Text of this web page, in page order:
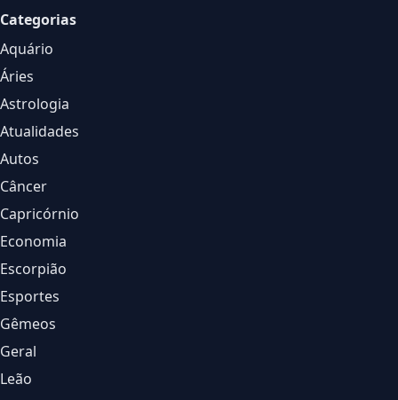
Categorias
Aquário
Áries
Astrologia
Atualidades
Autos
Câncer
Capricórnio
Economia
Escorpião
Esportes
Gêmeos
Geral
Leão